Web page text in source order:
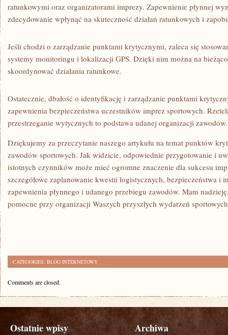
ratunkowymi oraz⁤ organizatorami imprezy. Zapewnienie płynnej⁣
zdecydowanie wpłynąć‍ na skuteczność działań ratunkowych i
Jeśli chodzi‍ o zarządzanie punktami krytycznymi, zaleca się
systemy monitoringu i‍ lokalizacji GPS. Dzięki nim można na
skoordynować działania​ ratunkowe.
Ostatecznie, ​dbałość o identyfikację i zarządzanie punktami
zapewnienia ⁢bezpieczeństwa uczestników imprez​ sportowych.
przestrzeganie wytycznych to podstawa udanej organizacji zawodów.
Dziękujemy za przeczytanie ⁣naszego artykułu na temat punktów
zawodów sportowych. Jak widzicie, odpowiednie przygotowanie i
istotnych czynników może mieć ogromne znaczenie dla sukcesu
szczegółowe zaplanowanie‍ kwestii logistycznych, bezpieczeństwa i
zapewnienia płynnego ‌i udanego przebiegu zawodów. Mam
pomocne przy​ organizacji Waszych ⁢przyszłych wydarzeń
CATEGORIES: BLOG INTERNETOWY
Comments are closed.
Ostatnie wpisy Archiwa